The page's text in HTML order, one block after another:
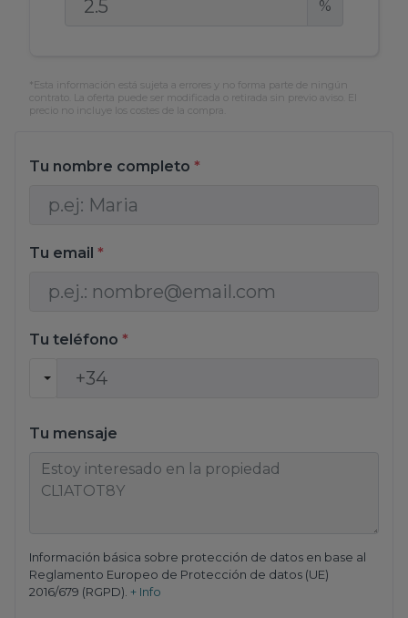
%
*Esta información está sujeta a errores y no forma parte de ningún
contrato. La oferta puede ser modificada o retirada sin previo aviso. El
precio no incluye los costes de la compra.
Tu nombre completo *
Tu email *
Tu teléfono *
Tu mensaje
Información básica sobre protección de datos en base al
Reglamento Europeo de Protección de datos (UE)
2016/679 (RGPD). + Info